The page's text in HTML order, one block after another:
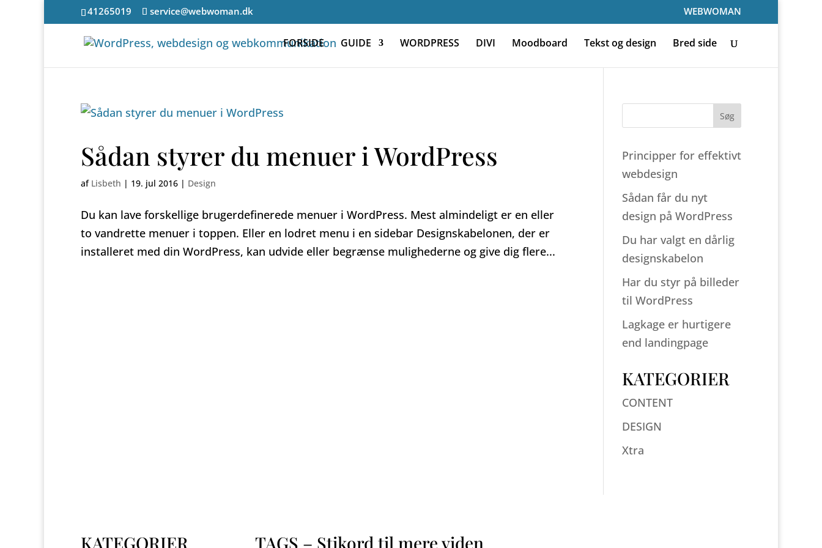
41265019 service@webwoman.dk WEBWOMAN
FORSIDE GUIDE WORDPRESS DIVI Moodboard Tekst og design Bred side
Sådan styrer du menuer i WordPress
af Lisbeth | 19. jul 2016 | Design
Du kan lave forskellige brugerdefinerede menuer i WordPress. Mest almindeligt er en eller
to vandrette menuer i toppen. Eller en lodret menu i en sidebar Designskabelonen, der er
installeret med din WordPress, kan udvide eller begrænse mulighederne og give dig flere...
Principper for effektivt
webdesign
Sådan får du nyt
design på WordPress
Du har valgt en dårlig
designskabelon
Har du styr på billeder
til WordPress
Lagkage er hurtigere
end landingpage
KATEGORIER
CONTENT
DESIGN
Xtra
KATEGORIER TAGS – Stikord til mere viden